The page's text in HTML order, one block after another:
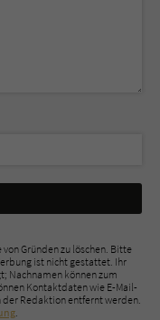
Gründen zu löschen. Bitte
ist nicht gestattet. Ihr
Nachnamen können zum
Kontaktdaten wie E-Mail-
der Redaktion entfernt werden.